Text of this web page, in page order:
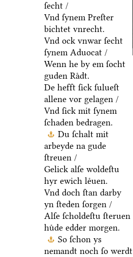
ſecht /
Vnd ſynem Preſter
bichtet vnrecht.
Vnd ock vnwar ſecht
ſynem Aduocat /
Wenn he by em ſocht
guden Raͤdt.
De hefft ſick ſulueſt
allene vor gelagen /
Vnd ſick mit ſynem
ſchaden bedragen.
Du ſchalt mit
arbeyde na gude
ſtreuen /
Gelick alſe woldeſtu
hyr ewich leͤuen.
Vnd doch ſtan darby
yn ſteden ſorgen /
Alſe ſcholdeſtu ſteruen
huͤde edder morgen.
So ſchon ys
nemandt noch ſo werdt